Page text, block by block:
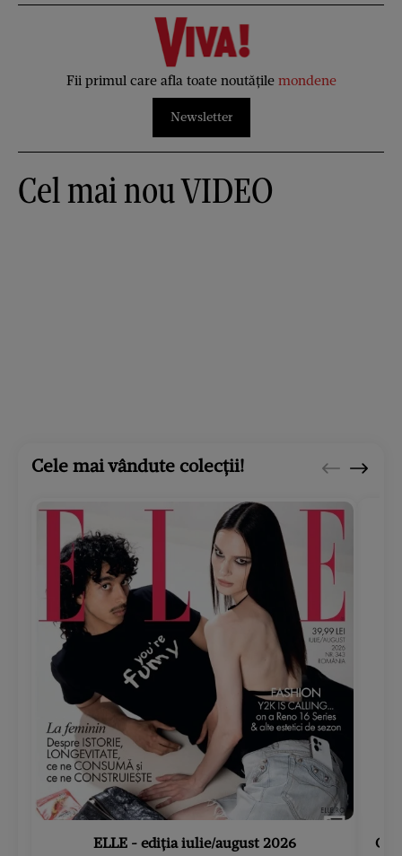
Fii primul care afla toate noutățile mondene
Newsletter
Cel mai nou VIDEO
Cele mai vândute colecții!
ELLE - ediția iulie/august 2026